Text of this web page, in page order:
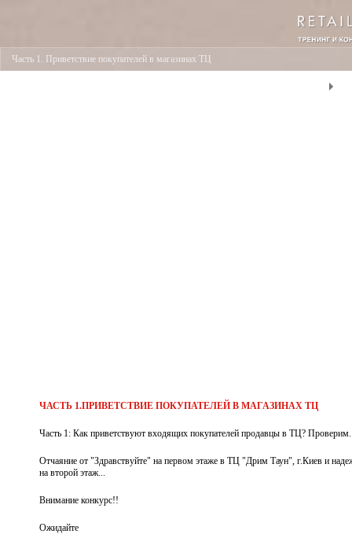
Часть 1. Приветствие покупателей в магазинах ТЦ
ЧАСТЬ 1.ПРИВЕТСТВИЕ ПОКУПАТЕЛЕЙ В МАГАЗИНАХ ТЦ
Часть 1: Как приветствуют входящих покупателей продавцы в ТЦ?
Отчаяние от "Здравствуйте" на первом этаже в ТЦ "Дрим Таун", г.Киев и
на второй этаж...
Внимание конкурс!!
Ожидайте